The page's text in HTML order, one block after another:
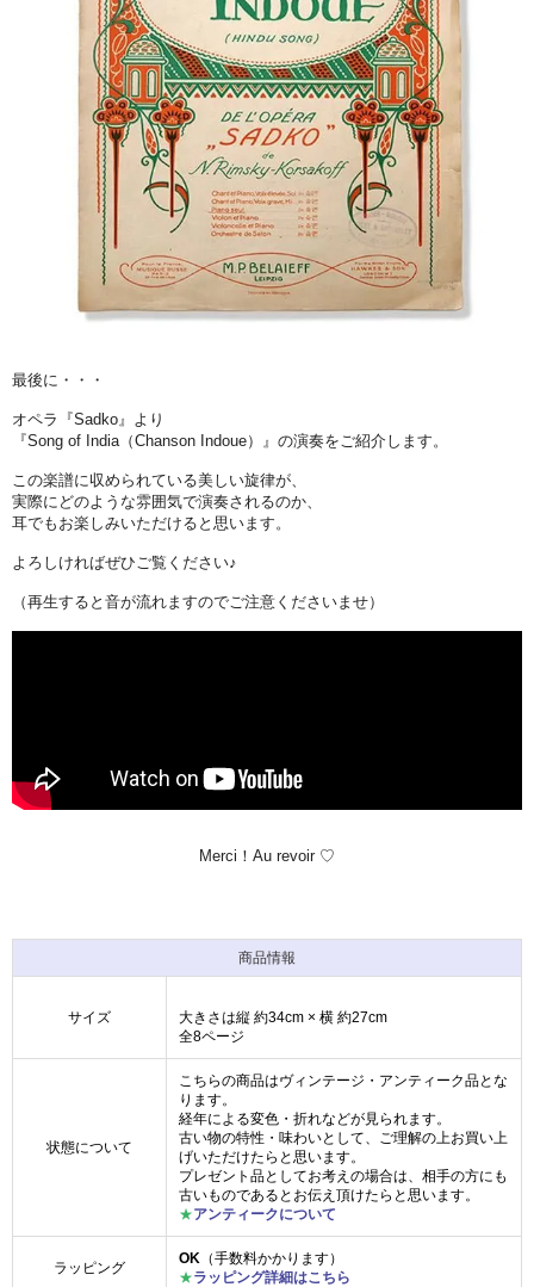
最後に・・・
オペラ『Sadko』より
『Song of India（Chanson Indoue）』の演奏をご紹介します。
この楽譜に収められている美しい旋律が、
実際にどのような雰囲気で演奏されるのか、
耳でもお楽しみいただけると思います。
よろしければぜひご覧ください♪
（再生すると音が流れますのでご注意くださいませ）
Merci！Au revoir ♡
商品情報
サイズ
大きさは縦 約34cm × 横 約27cm
全8ページ
状態について
こちらの商品はヴィンテージ・アンティーク品とな
ります。
経年による変色・折れなどが見られます。
古い物の特性・味わいとして、ご理解の上お買い上
げいただけたらと思います。
プレゼント品としてお考えの場合は、相手の方にも
古いものであるとお伝え頂けたらと思います。
★アンティークについて
ラッピング
OK （手数料かかります）
★ラッピング詳細はこちら